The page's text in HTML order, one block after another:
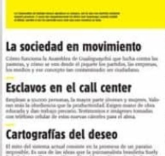
Las mujeres de Córdoba ganando las
todo.Fotos: Nany Palazzini /lavaca.org
Foto: Juan Valeiro/ lavaca.org